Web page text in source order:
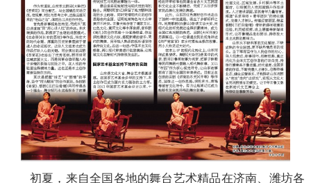
初夏，来自全国各地的舞台艺术精品在济南、潍坊各